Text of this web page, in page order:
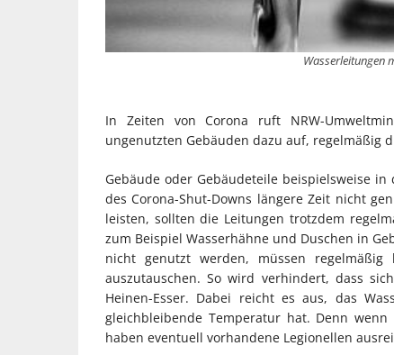
Wasserleitungen
In Zeiten von Corona ruft NRW-
ungenutzten Gebäuden dazu auf, regelmäßig
Gebäude oder Gebäudeteile beispielsweise
des Corona-Shut-Downs längere Zeit nicht
leisten, sollten die Leitungen trotzdem
zum Beispiel Wasserhähne und Duschen in
nicht genutzt werden, müssen
auszutauschen. So wird verhindert, dass
Heinen-Esser. Dabei reicht es aus, das
gleichbleibende Temperatur hat. Denn
haben eventuell vorhandene Legionellen